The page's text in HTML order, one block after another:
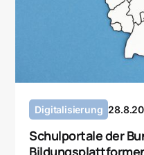
Digitalisierung
Schulportale der